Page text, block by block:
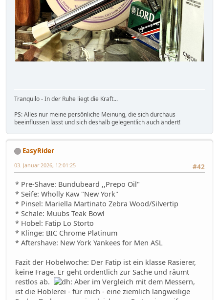
Tranquilo - In der Ruhe liegt die Kraft...
PS: Alles nur meine persönliche Meinung, die sich durchaus
beeinflussen lässt und sich deshalb gelegentlich auch ändert!
EasyRider
#42
03. Januar 2026, 12:01:25
* Pre-Shave: Bundubeard ,,Prepo Oil"
* Seife: Wholly Kaw "New York"
* Pinsel: Mariella Martinato Zebra Wood/Silvertip
* Schale: Muubs Teak Bowl
* Hobel: Fatip Lo Storto
* Klinge: BIC Chrome Platinum
* Aftershave: New York Yankees for Men ASL
Fazit der Hobelwoche: Der Fatip ist ein klasse Rasierer,
keine Frage. Er geht ordentlich zur Sache und räumt
restlos ab.
Aber im Vergleich mit dem Messern,
ist die Hoblerei - für mich - eine ziemlich langweilige